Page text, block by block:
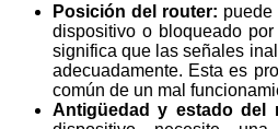
Posición del router: puede
dispositivo o bloqueado
significa que las señales
adecuadamente. Esta es
común de un mal
Antigüedad y estado del